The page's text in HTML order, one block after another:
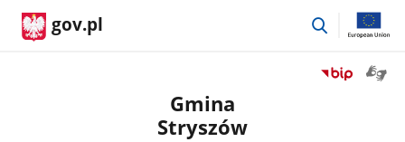
gov.pl
przejdź
Przejdź
Gmina
Stryszów